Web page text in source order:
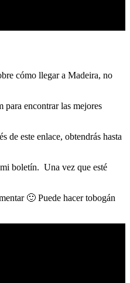
cómo llegar a Madeira, no
para encontrar las mejores
de este enlace, obtendrás hasta
boletín. Una vez que esté
🙂 Puede hacer tobogán